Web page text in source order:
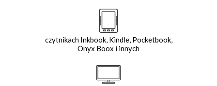
czytnikach Inkbook, Kindle, Pocketbook,
Onyx Boox i innych